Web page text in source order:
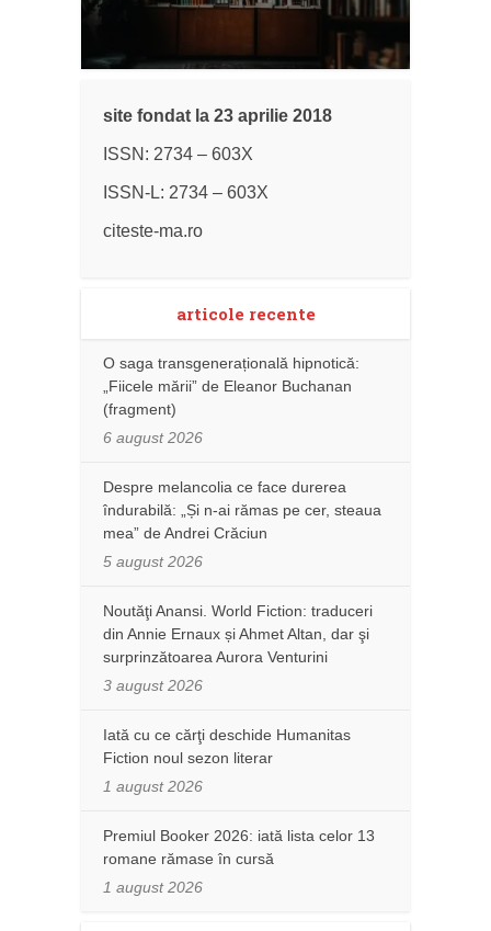
site fondat la 23 aprilie 2018
ISSN: 2734 – 603X
ISSN-L: 2734 – 603X
citeste-ma.ro
articole recente
O saga transgenerațională hipnotică:
„Fiicele mării” de Eleanor Buchanan
(fragment)
6 august 2026
Despre melancolia ce face durerea
îndurabilă: „Și n-ai rămas pe cer, steaua
mea” de Andrei Crăciun
5 august 2026
Noutăţi Anansi. World Fiction: traduceri
din Annie Ernaux și Ahmet Altan, dar şi
surprinzătoarea Aurora Venturini
3 august 2026
Iată cu ce cărţi deschide Humanitas
Fiction noul sezon literar
1 august 2026
Premiul Booker 2026: iată lista celor 13
romane rămase în cursă
1 august 2026